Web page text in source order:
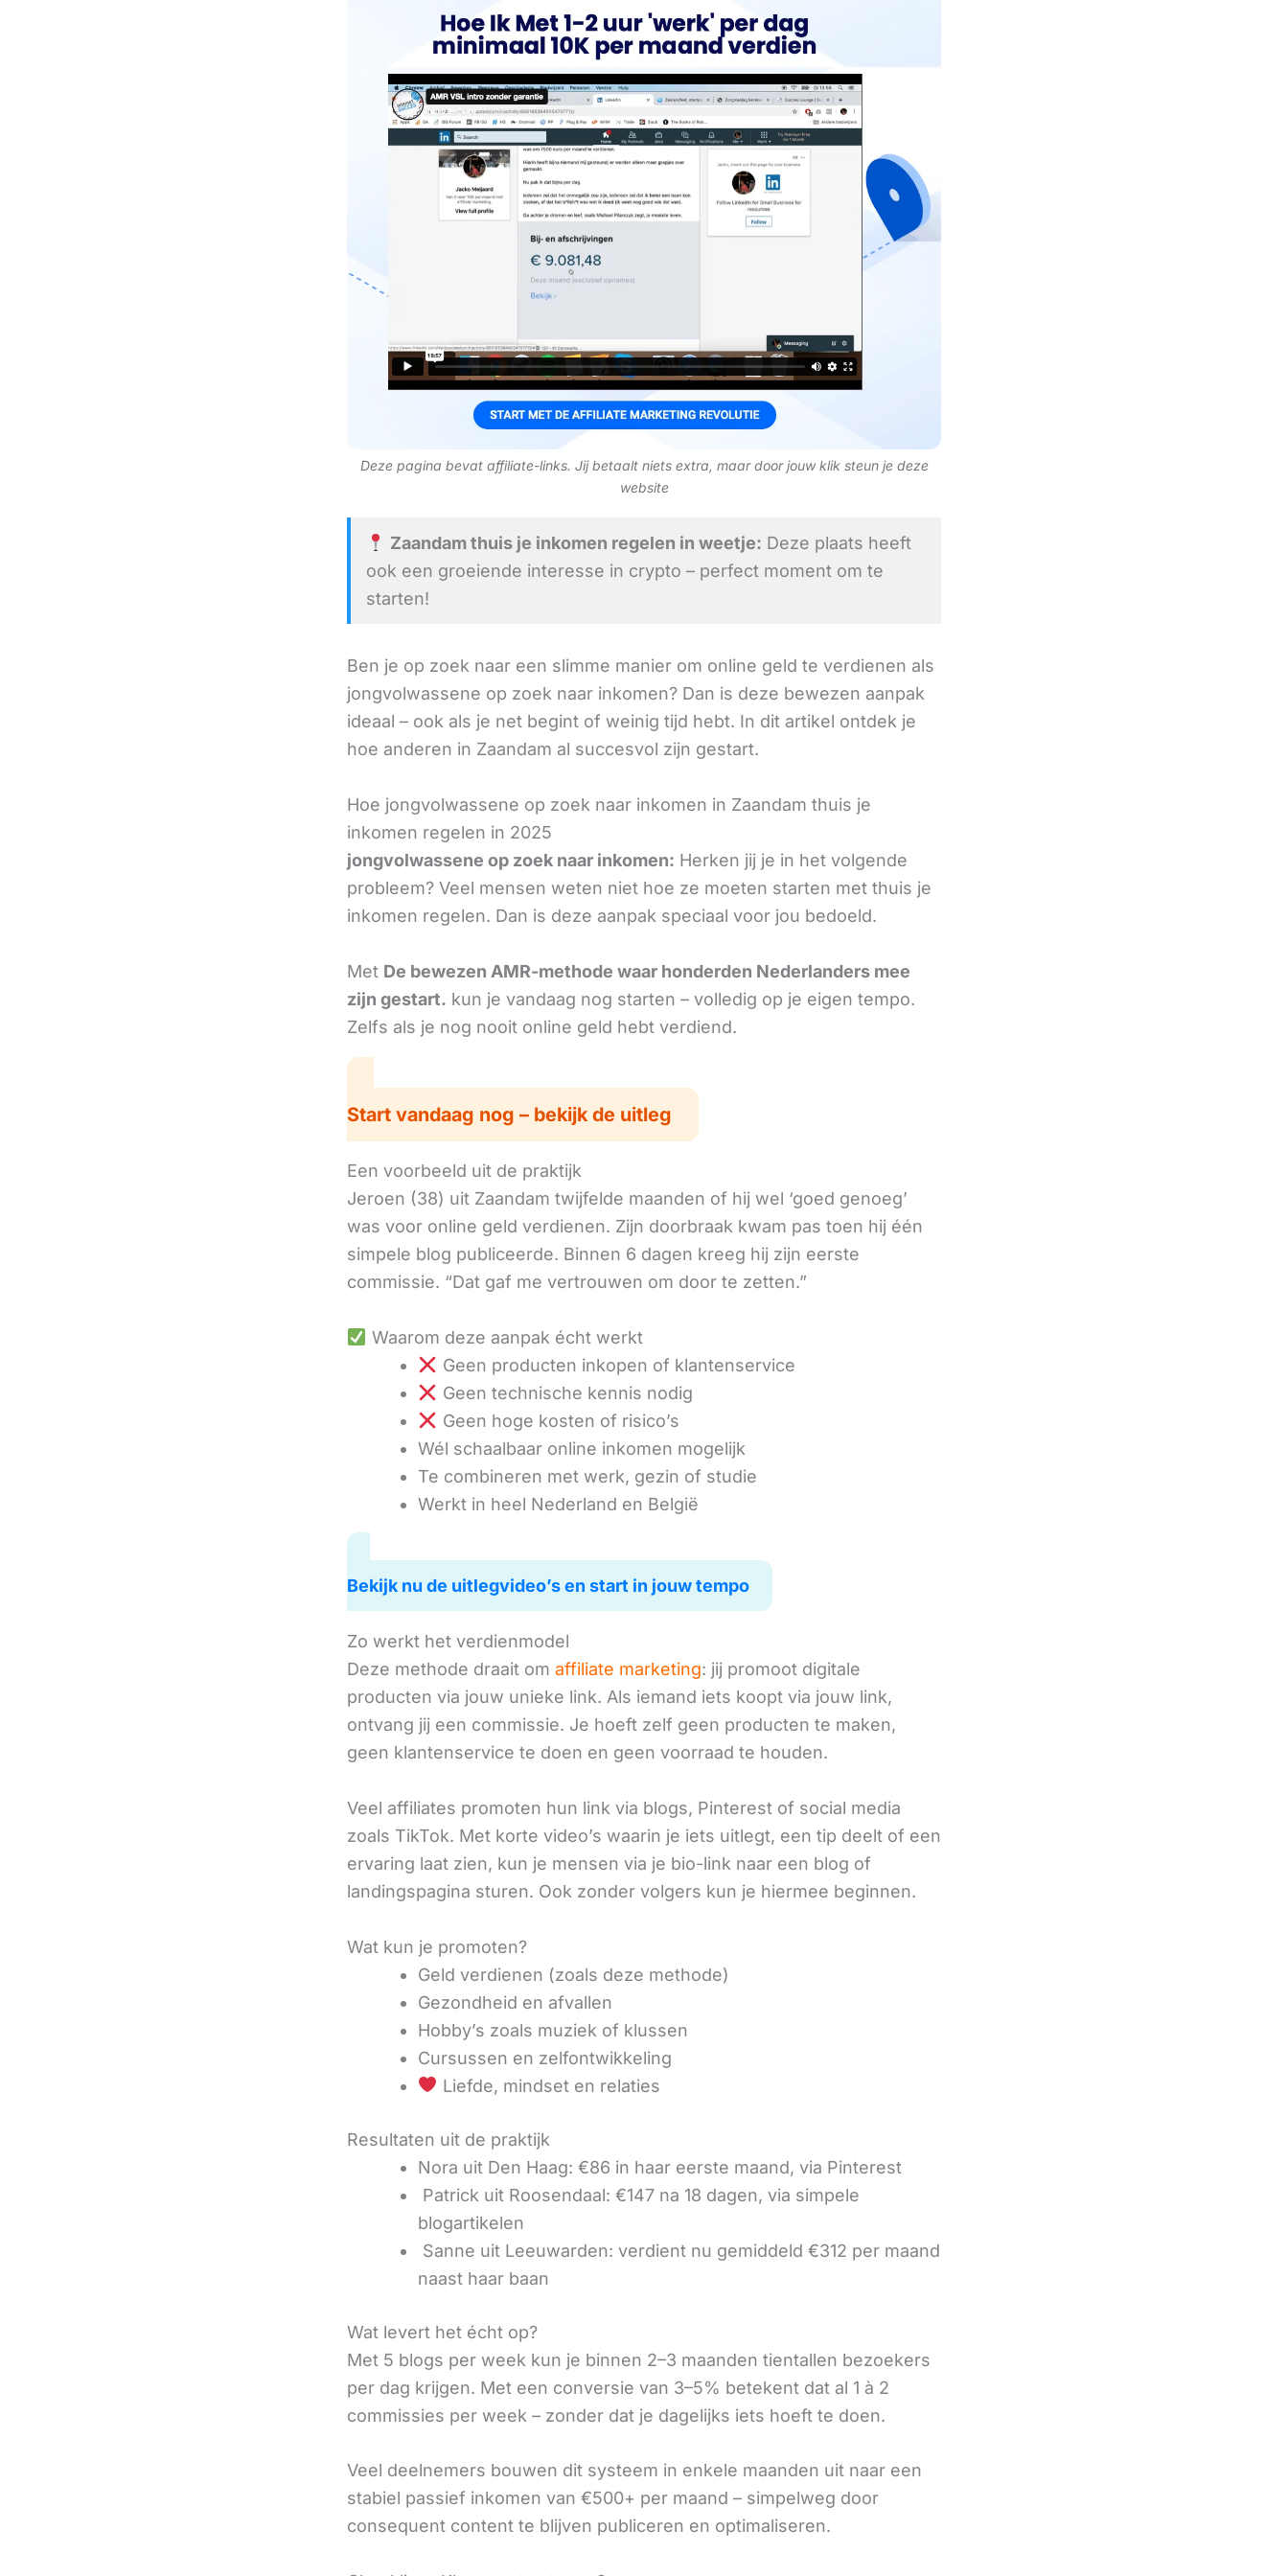
Deze pagina bevat affiliate-links. Jij betaalt niets extra, maar door jouw klik steun je deze
website
Zaandam thuis je inkomen regelen in weetje: Deze plaats heeft
ook een groeiende interesse in crypto – perfect moment om te
starten!
Ben je op zoek naar een slimme manier om online geld te verdienen als
jongvolwassene op zoek naar inkomen? Dan is deze bewezen aanpak
ideaal – ook als je net begint of weinig tijd hebt. In dit artikel ontdek je
hoe anderen in Zaandam al succesvol zijn gestart.
Hoe jongvolwassene op zoek naar inkomen in Zaandam thuis je
inkomen regelen in 2025
jongvolwassene op zoek naar inkomen: Herken jij je in het volgende
probleem? Veel mensen weten niet hoe ze moeten starten met thuis je
inkomen regelen. Dan is deze aanpak speciaal voor jou bedoeld.
Met De bewezen AMR-methode waar honderden Nederlanders mee
zijn gestart. kun je vandaag nog starten – volledig op je eigen tempo.
Zelfs als je nog nooit online geld hebt verdiend.
Start vandaag nog – bekijk de uitleg
Een voorbeeld uit de praktijk
Jeroen (38) uit Zaandam twijfelde maanden of hij wel ‘goed genoeg’
was voor online geld verdienen. Zijn doorbraak kwam pas toen hij één
simpele blog publiceerde. Binnen 6 dagen kreeg hij zijn eerste
commissie. “Dat gaf me vertrouwen om door te zetten.”
Waarom deze aanpak écht werkt
Geen producten inkopen of klantenservice
Geen technische kennis nodig
Geen hoge kosten of risico’s
Wél schaalbaar online inkomen mogelijk
Te combineren met werk, gezin of studie
Werkt in heel Nederland en België
Bekijk nu de uitlegvideo’s en start in jouw tempo
Zo werkt het verdienmodel
Deze methode draait om affiliate marketing: jij promoot digitale
producten via jouw unieke link. Als iemand iets koopt via jouw link,
ontvang jij een commissie. Je hoeft zelf geen producten te maken,
geen klantenservice te doen en geen voorraad te houden.
Veel affiliates promoten hun link via blogs, Pinterest of social media
zoals TikTok. Met korte video’s waarin je iets uitlegt, een tip deelt of een
ervaring laat zien, kun je mensen via je bio-link naar een blog of
landingspagina sturen. Ook zonder volgers kun je hiermee beginnen.
Wat kun je promoten?
Geld verdienen (zoals deze methode)
Gezondheid en afvallen
Hobby’s zoals muziek of klussen
Cursussen en zelfontwikkeling
Liefde, mindset en relaties
Resultaten uit de praktijk
Nora uit Den Haag: €86 in haar eerste maand, via Pinterest
‍ Patrick uit Roosendaal: €147 na 18 dagen, via simpele
blogartikelen
‍ Sanne uit Leeuwarden: verdient nu gemiddeld €312 per maand
naast haar baan
Wat levert het écht op?
Met 5 blogs per week kun je binnen 2–3 maanden tientallen bezoekers
per dag krijgen. Met een conversie van 3–5% betekent dat al 1 à 2
commissies per week – zonder dat je dagelijks iets hoeft te doen.
Veel deelnemers bouwen dit systeem in enkele maanden uit naar een
stabiel passief inkomen van €500+ per maand – simpelweg door
consequent content te blijven publiceren en optimaliseren.